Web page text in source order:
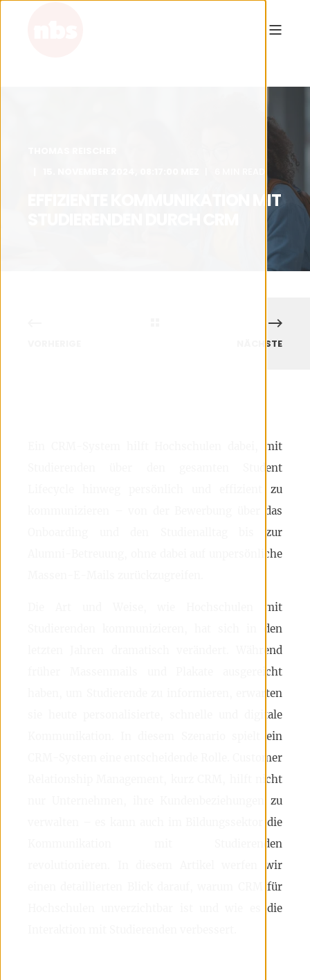
EFFIZIENTE KOMMUNIKATION MIT
NÄCHSTE
Ein CRM-System hilft Hochschulen dabei, mit
Studierenden über den gesamten Student
Lifecycle hinweg persönlich und effizient zu
kommunizieren – von der Bewerbung über das
Onboarding und den Studienalltag bis zur
Alumni-Betreuung, ohne dabei auf unpersönliche
Die Art und Weise, wie Hochschulen mit
Studierenden kommunizieren, hat sich in den
letzten Jahren dramatisch verändert. Während
früher Massenmails und Plakate ausgereicht
haben, um Studierende zu informieren, erwarten
sie heute personalisierte, schnelle und digitale
Kommunikation. In diesem Szenario spielt ein
CRM-System eine entscheidende Rolle. Customer
Relationship Management, kurz CRM, hilft nicht
nur Unternehmen, ihre Kundenbeziehungen zu
verwalten – es kann auch im Bildungssektor die
Kommunikation mit Studierenden
revolutionieren. In diesem Artikel werfen wir
einen detaillierten Blick darauf, warum CRM für
Hochschulen unverzichtbar ist und wie es die